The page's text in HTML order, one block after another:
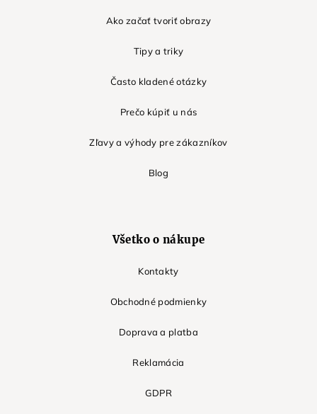
Ako začať tvoriť obrazy
Tipy a triky
Často kladené otázky
Prečo kúpiť u nás
Zľavy a výhody pre zákazníkov
Blog
Všetko o nákupe
Kontakty
Obchodné podmienky
Doprava a platba
Reklamácia
GDPR